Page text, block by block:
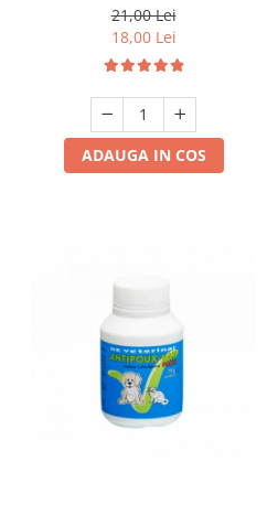
21,00 Lei
18,00 Lei
ADAUGA IN COS